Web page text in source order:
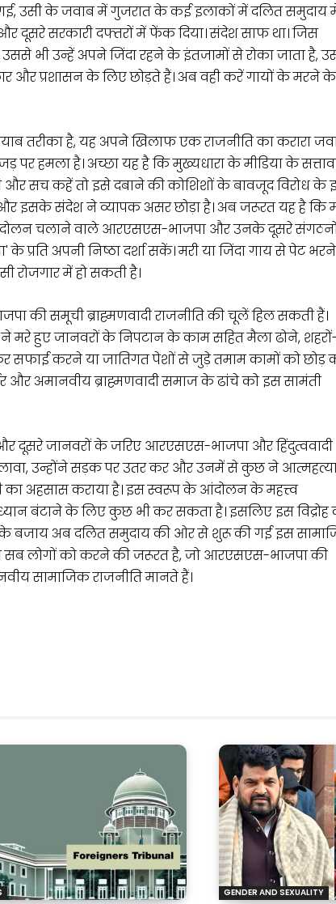
गई, उसी के जवाब में गुजरात के कई इलाकों में दलित समुदाय
दूसरे सरकारी दफ्तरों में फेंक दिया। संदेश साफ था। जिस
भी उन्हें अपने जिंदा रहने के इंतजामों से रोका जाता है,
और प्रशासन के लिए छोड़ते हैं। अब वही करें गायों के मरने के
तरीका है, यह अपने खिलाफ एक राजनीति का करारा
पर हमला है। अच्छा यह है कि मुख्यधारा के मीडिया के
सच कहें तो इसे दबाने की कोशिशों के बावजूद विरोध के
इसके संदेश ने व्यापक असर छोड़ा है। अब जरूरत यह है कि
आंदोलन चलाने वाले आरएसएस-भाजपा और उनके दूसरे
प्रति अपनी निष्ठा दर्शा सकें। मरी या जिंदा गाय से पेट भरने
रोजगार में हो सकती है।
की समूची ब्राह्मणवादी राजनीति की चूलें हिल सकती हैं।
हुए जानवरों के निपटान के काम सहित मैला ढोने,
सफाई करने या जातिगत पेशों से जुड़े तमाम कामों को छोड़
अमानवीय ब्राह्मणवादी समाज के ढांचे को इस सामंती
दूसरे जानवरों के जरिए आरएसएस-भाजपा और हिंदुत्ववादी
उन्होंने सड़क पर उतर कर और उनमें से कुछ ने
अहसास कराया है। इस स्वरूप के आंदोलन के महत्त्व
बंटाने के लिए कुछ भी कर सकता है। इसलिए इस विद्रोह
बजाय अब दलित समुदाय की ओर से शुरू की गई इस
सब लोगों को करने की जरूरत है, जो आरएसएस-भाजपा की
सामाजिक राजनीति मानते हैं।
GENDER AND SEXUALITY